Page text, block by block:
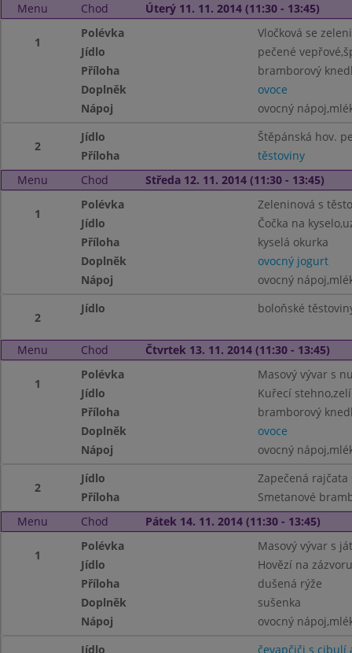
Menu
Chod Úterý 11. 11. 2014 (11:30 - 13:45)
1
Polévka
Vločková se
Jídlo
pečené
Příloha
bramborový
Doplněk
ovoce
Nápoj
ovocný
2
Jídlo
Štěpánská hov.
Příloha
těstoviny
Menu
Chod Středa 12. 11. 2014 (11:30 - 13:45)
1
Polévka
Zeleninová s
Jídlo
Čočka na
Příloha
kyselá okurka
Doplněk
ovocný jogurt
Nápoj
ovocný
2
Jídlo boloňské
Menu Chod Čtvrtek 13. 11. 2014 (11:30 - 13:45)
1
Polévka
Masový vývar s
Jídlo
Kuřecí stehno,zelí
Příloha
bramborový
Doplněk
ovoce
Nápoj
ovocný
2
Jídlo
Zapečená
Příloha
Smetanové
Menu
Chod Pátek 14. 11. 2014 (11:30 - 13:45)
1
Polévka
Masový vývar s
Jídlo
Hovězí na zázvoru
Příloha
dušená rýže
Doplněk
sušenka
Nápoj
ovocný
Jídlo
čevapčiči s cibulí